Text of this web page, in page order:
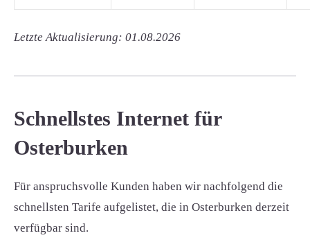
Letzte Aktualisierung: 01.08.2026
Schnellstes Internet für
Osterburken
Für anspruchsvolle Kunden haben wir nachfolgend die
schnellsten Tarife aufgelistet, die in Osterburken derzeit
verfügbar sind.